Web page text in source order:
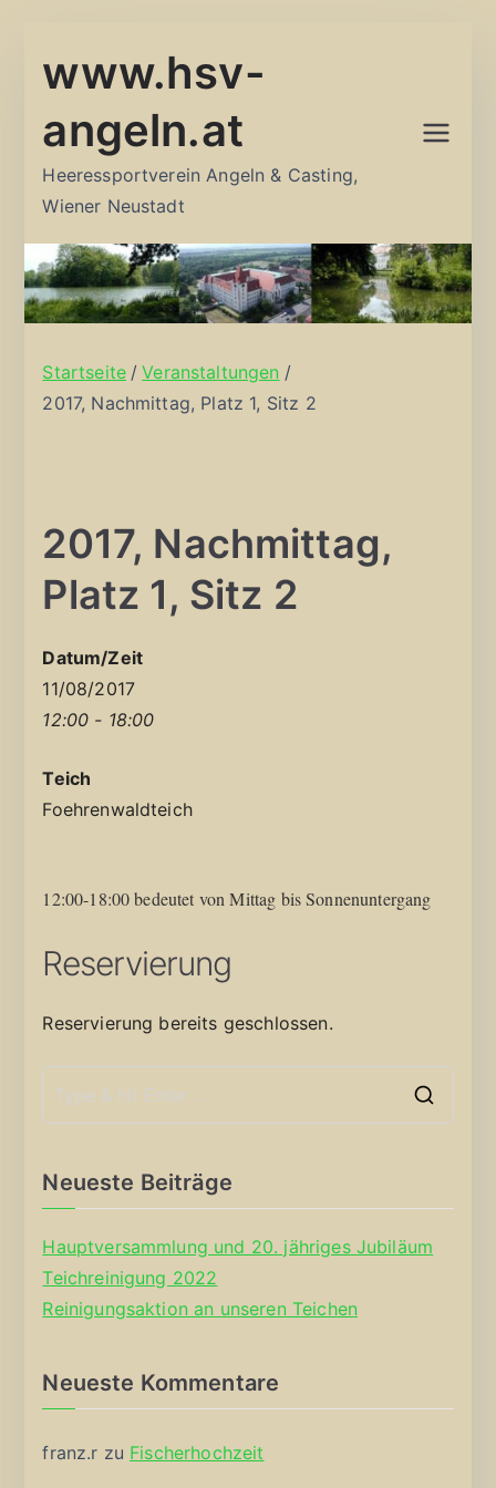
Inhalt
www.hsv-
angeln.at
Heeressportverein Angeln & Casting,
Wiener Neustadt
Startseite
Veranstaltungen
2017, Nachmittag, Platz 1, Sitz 2
2017, Nachmittag,
Platz 1, Sitz 2
Datum/Zeit
11/08/2017
12:00 - 18:00
Teich
Foehrenwaldteich
12:00-18:00 bedeutet von Mittag bis Sonnenuntergang
Reservierung
Reservierung bereits geschlossen.
Neueste Beiträge
Hauptversammlung und 20. jähriges Jubiläum
Teichreinigung 2022
Reinigungsaktion an unseren Teichen
Neueste Kommentare
franz.r zu Fischerhochzeit